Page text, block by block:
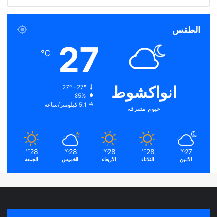
الطقس
انواكشوط
غيوم متفرقة
27
℃
27º - 27º
85%
5.1 كيلومتر/ساعة
27
℃
الأثنين
28
℃
الثلاثاء
28
℃
الأربعاء
28
℃
الخميس
28
℃
الجمعة